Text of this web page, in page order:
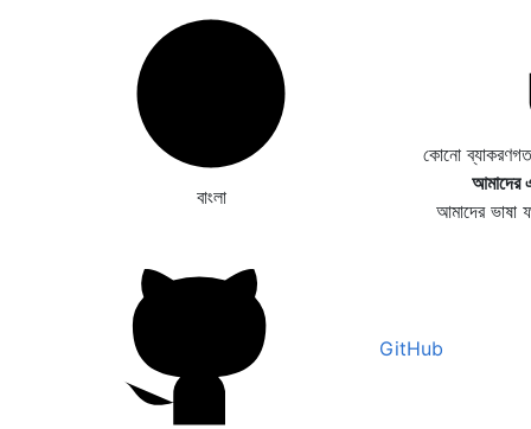
বাংলা
কোনো
আমাদের
আমাদের ভাষা
GitHub